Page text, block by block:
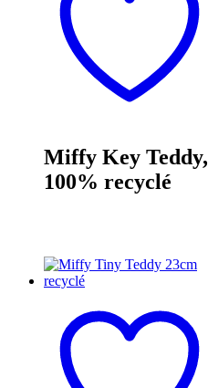
Miffy Key Teddy,
100% recyclé